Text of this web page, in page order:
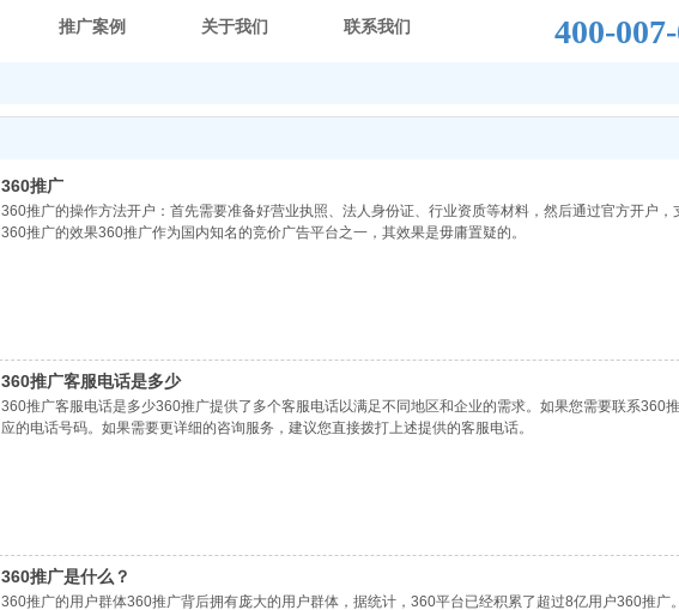
400-
推广案例 关于我们 联系我们
360推广
360推广的操作方法开户：首先需要准备好营业执照、法人身份证、行业资质等材料，然后通过官方开户，
360推广的效果360推广作为国内知名的竞价广告平台之一，其效果是毋庸置疑的。
360推广客服电话是多少
360推广客服电话是多少360推广提供了多个客服电话以满足不同地区和企业的需求。如果您需要联系360
应的电话号码。如果需要更详细的咨询服务，建议您直接拨打上述提供的客服电话。
360推广是什么？
360推广的用户群体360推广背后拥有庞大的用户群体，据统计，360平台已经积累了超过8亿用户360推广